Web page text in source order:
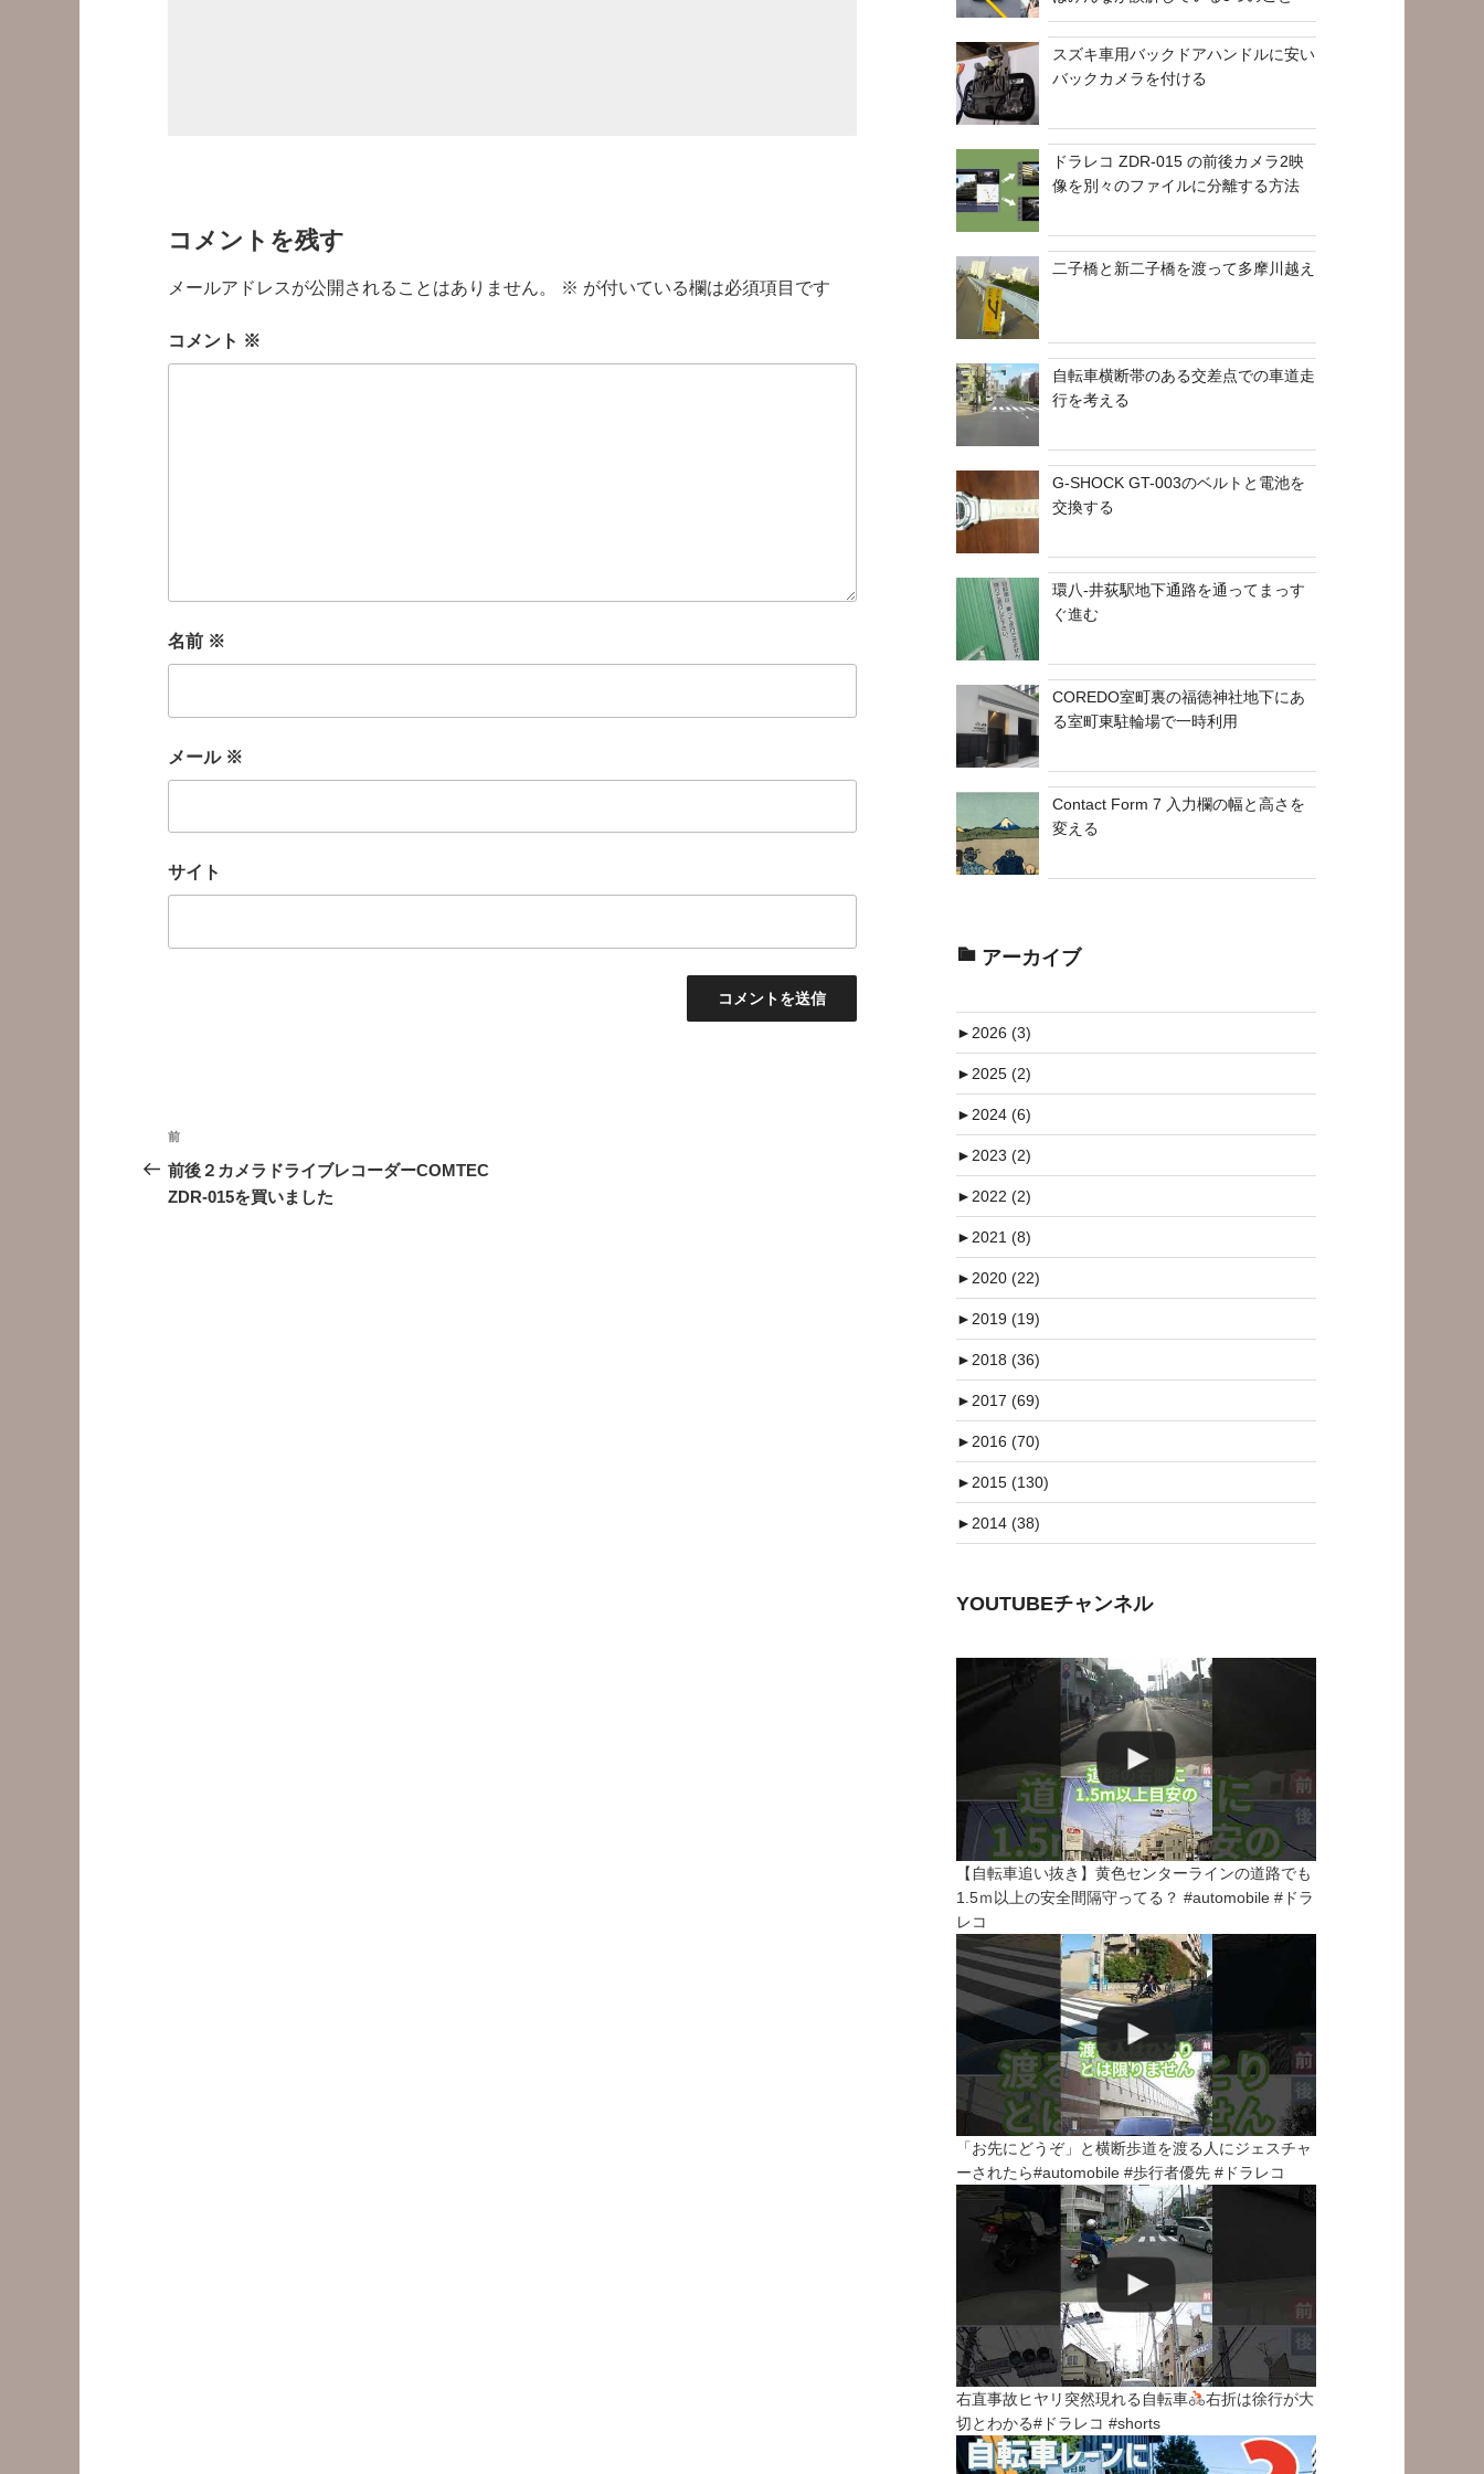
コメントを残す
メールアドレスが公開されることはありません。 ※ が付いている欄は必須項目です
コメント ※
名前 ※
メール ※
サイト
投
稿
ナ
前
の
投
前
前後２カメラドライブレコーダーCOMTEC
ZDR-015を買いました
スズキ車用バックドアハンドルに安い
バックカメラを付ける
ドラレコ ZDR-015 の前後カメラ2映
像を別々のファイルに分離する方法
二子橋と新二子橋を渡って多摩川越え
自転車横断帯のある交差点での車道走
行を考える
G-SHOCK GT-003のベルトと電池を
交換する
環八-井荻駅地下通路を通ってまっす
ぐ進む
COREDO室町裏の福徳神社地下にあ
る室町東駐輪場で一時利用
Contact Form 7 入力欄の幅と高さを
変える
アーカイブ
►2026 (3)
►2025 (2)
►2024 (6)
►2023 (2)
►2022 (2)
►2021 (8)
►2020 (22)
►2019 (19)
►2018 (36)
►2017 (69)
►2016 (70)
►2015 (130)
►2014 (38)
YOUTUBEチャンネル
【自転車追い抜き】黄色センターラインの道路でも
1.5ｍ以上の安全間隔守ってる？ #automobile #ドラ
レコ
「お先にどうぞ」と横断歩道を渡る人にジェスチャ
ーされたら#automobile #歩行者優先 #ドラレコ
右直事故ヒヤリ突然現れる自転車
右折は徐行が大
切とわかる#ドラレコ #shorts